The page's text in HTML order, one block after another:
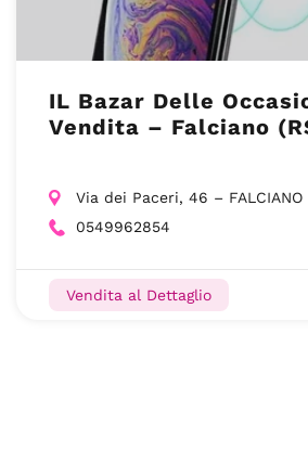
IL Bazar Delle
Vendita – Falciano
Via dei Paceri, 46 – FALCIANO
0549962854
Vendita al Dettaglio